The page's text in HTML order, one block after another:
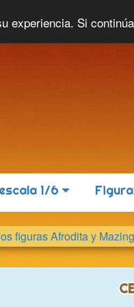
experiencia. Si
Contacto Idioma
1/6
figuras Afrodita y